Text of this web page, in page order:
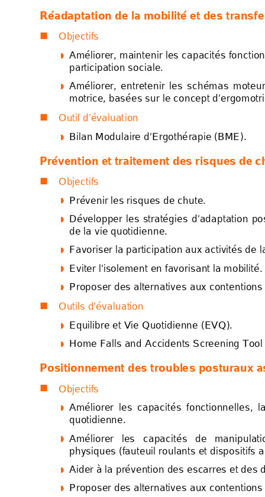
Réadaptation de la mobilité et des tran
Objectifs
 Améliorer, maintenir les capacités fo
participation sociale.
 Améliorer, entretenir les schémas
motrice, basées sur le concept
 Outil d’évaluation
 Bilan Modulaire d’Ergothérapie (BME).
Prévention et traitement des risques de
 Objectifs
 Prévenir les risques de chute.
 Développer les stratégies d’adaptation
de la vie quotidienne.
 Favoriser la participation aux activités de
 Eviter l’isolement en favorisant la mobilité.
 Proposer des alternatives aux conten
 Outils d’évaluation
 Equilibre et Vie Quotidienne (EVQ).
 Home Falls and Accidents Screening Tool
Positionnement des troubles posturaux
Objectifs
 Améliorer les capacités fonctionnelles,
quotidienne.
 Améliorer les capacités de manipulat
physiques (fauteuil roulants et dispositifs
 Aider à la prévention des escarres et des
 Proposer des alternatives aux conten